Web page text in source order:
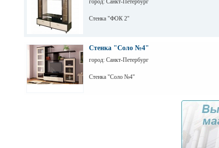
город: Санкт-Петербург
Стенка "ФОК 2"
Стенка "Соло №4"
город: Санкт-Петербург
Стенка "Соло №4"